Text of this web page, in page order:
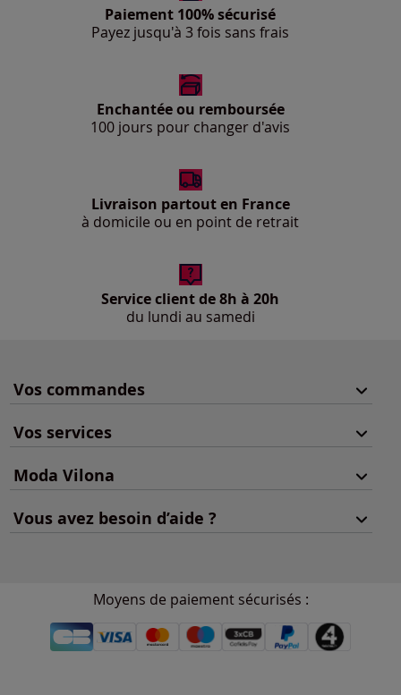
Paiement 100% sécurisé
Payez jusqu'à 3 fois sans frais
Enchantée ou remboursée
100 jours pour changer d'avis
Livraison partout en France
à domicile ou en point de retrait
Service client de 8h à 20h
du lundi au samedi
Vos commandes
Vos services
Moda Vilona
Vous avez besoin d’aide ?
Moyens de paiement sécurisés :